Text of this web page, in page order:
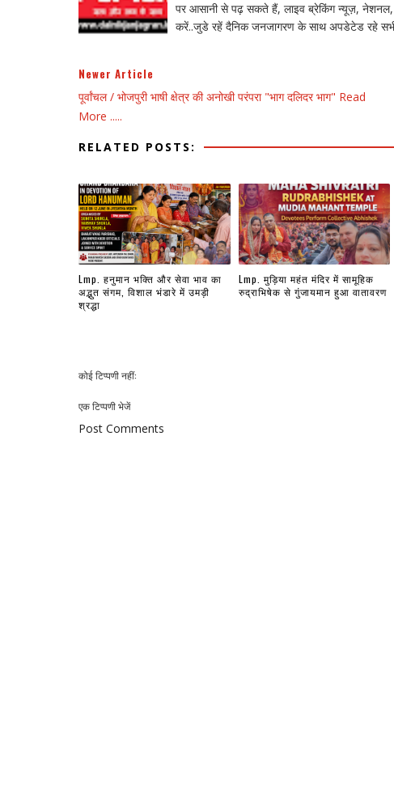
पर आसानी से पढ़ सकते हैं, लाइव ब्रेकिंग न्यूज़, नेशनल,
करें..जुडे रहें दैनिक जनजागरण के साथ अपडेटेड रहे
Newer Article
पूर्वांचल / भोजपुरी भाषी क्षेत्र की अनोखी परंपरा "भाग दलिदर भाग" Read
More .....
RELATED POSTS:
Lmp. हनुमान भक्ति और सेवा भाव का
अद्भुत संगम, विशाल भंडारे में उमड़ी
श्रद्धा
Lmp. मुड़िया महंत मंदिर में सामूहिक
रुद्राभिषेक से गुंजायमान हुआ वातावरण
कोई टिप्पणी नहीं:
एक टिप्पणी भेजें
Post Comments